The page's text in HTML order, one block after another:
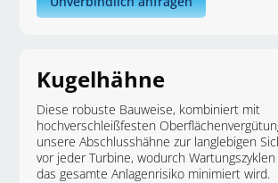
Kugelhähne
Diese robuste Bauweise, kombiniert mit
hochverschleißfesten
unsere Abschlusshähne zur langlebigen
vor jeder Turbine, wodurch
das gesamte Anlagenrisiko minimiert wird.